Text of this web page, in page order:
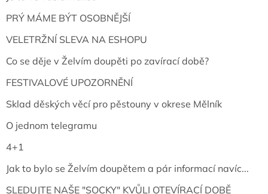
PRÝ MÁME BÝT OSOBNĚJŠÍ
VELETRŽNÍ SLEVA NA ESHOPU
Co se děje v Želvím doupěti po zavírací době?
FESTIVALOVÉ UPOZORNĚNÍ
Sklad děských věcí pro pěstouny v okrese Mělník
O jednom telegramu
4+1
Jak to bylo se Želvím doupětem a pár informací navíc...
SLEDUJTE NAŠE "SOCKY" KVŮLI OTEVÍRACÍ DOBĚ